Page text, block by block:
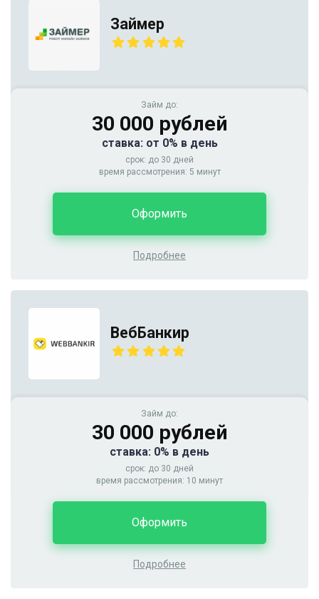
Займер
Займ до:
30 000 рублей
ставка: от 0% в день
срок: до 30 дней
время рассмотрения: 5 минут
Подробнее
Оформить
ВебБанкир
Займ до:
30 000 рублей
ставка: 0% в день
срок: до 30 дней
время рассмотрения: 10 минут
Подробнее
Оформить